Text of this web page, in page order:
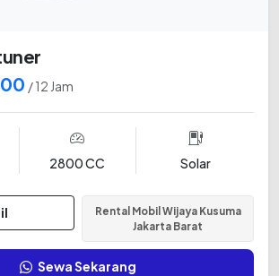
/ 12 Jam
2800 CC Solar
Rental Mobil Wijaya Kusuma
Jakarta Barat
Sewa Sekarang